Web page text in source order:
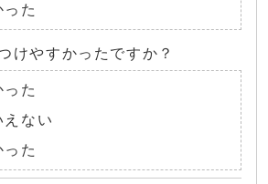
た
けやすかったですか？
った
えない
った